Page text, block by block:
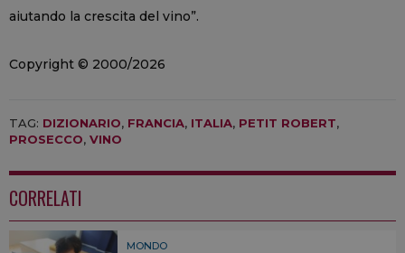
aiutando la crescita del vino”.
Copyright © 2000/2026
TAG: DIZIONARIO, FRANCIA, ITALIA, PETIT ROBERT,
PROSECCO, VINO
CORRELATI
MONDO